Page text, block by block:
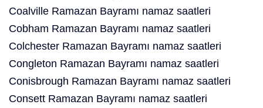
Coalville Ramazan Bayramı namaz saatleri
Cobham Ramazan Bayramı namaz saatleri
Colchester Ramazan Bayramı namaz saatleri
Congleton Ramazan Bayramı namaz saatleri
Conisbrough Ramazan Bayramı namaz saatleri
Consett Ramazan Bayramı namaz saatleri